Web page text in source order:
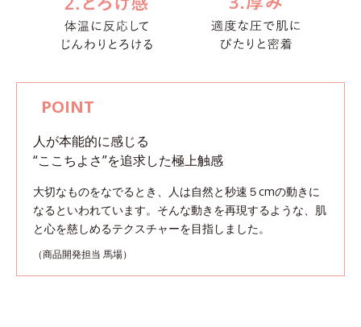
人が本能的に感じる
“ここちよさ”を追求した極上触感
大切なものをなでるとき、人は自然と秒速５cmの動きに
なるといわれています。 そんな動きを再現するような、肌
と心を慈しめるテクスチャーを目指しました。
（商品開発担当 馬場）